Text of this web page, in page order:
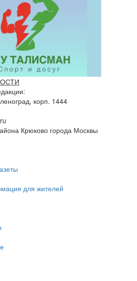
корп. 1444
Крюково города Москвы
для жителей